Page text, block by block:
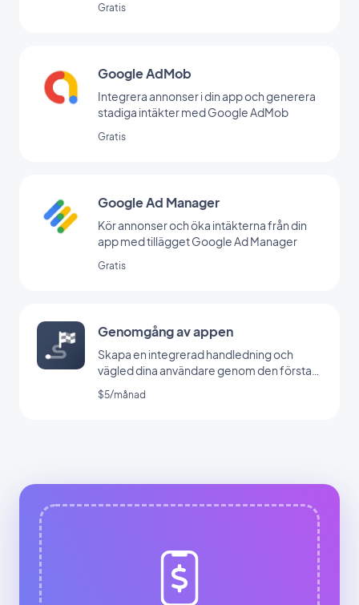
Gratis
Google AdMob
Integrera annonser i din app och generera
stadiga intäkter med Google AdMob
Gratis
Google Ad Manager
Kör annonser och öka intäkterna från din
app med tillägget Google Ad Manager
Gratis
Genomgång av appen
Skapa en integrerad handledning och
vägled dina användare genom den första
lanseringen av din app
$5/månad